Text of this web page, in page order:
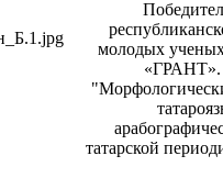
молодых
«ГРАНТ».
татарской